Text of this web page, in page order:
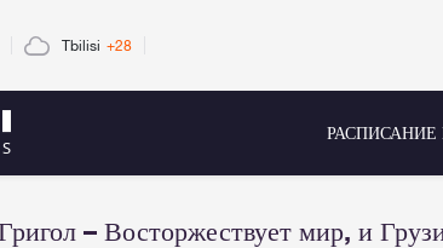
Tbilisi +28
– Восторжествует мир, и